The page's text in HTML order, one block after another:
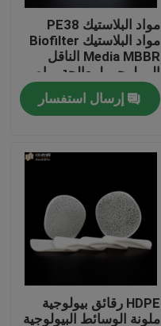
مواد البلاستيك PE38
مواد البلاستيك Biofilter
Media MBBR الناقل
البيولوجي لمعالجة مياه
الصرف الصحي
إرسال استفسار
HDPE رقائق بيولوجية
ملونة الوسائط البيولوجية